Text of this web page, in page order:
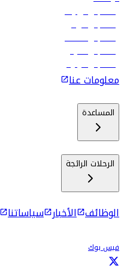
رحلات إلى تبيليسي
رحلات إلى الرياض
رحلات إلى مسقط
رحلات إلى ماليه
رحلات إلى كولومبو
معلومات عنا
المساعدة
الرحلات الرائجة
الوظائف الأخبار سياساتنا
فيس بوك